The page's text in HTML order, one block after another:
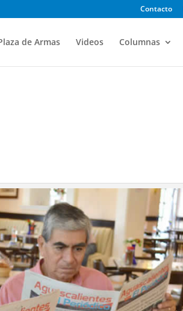
Contacto
de Armas Videos Columnas